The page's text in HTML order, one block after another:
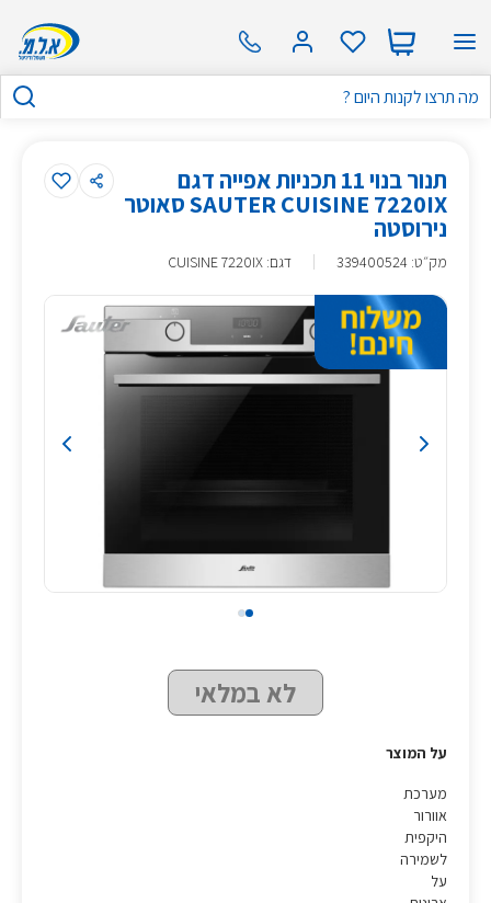
תנור בנוי 11 תכניות אפייה דגם
SAUTER CUISINE 7220IX סאוטר
נירוסטה
מק״ט:
339400524 דגם: CUISINE 7220IX
לא במלאי
על המוצר
מערכת
אוורור
היקפית
לשמירה
על